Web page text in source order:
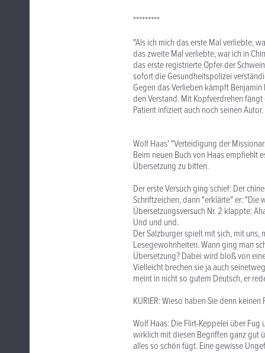
*********
"Als ich mich das erste Mal verliebte,
das zweite Mal verliebte, war ich in
das erste registrierte Opfer der
sofort die Gesundheitspolizei
Gegen das Verlieben kämpft
den Verstand. Mit Kopfverdrehen
Patient infiziert auch noch seinen
Wolf Haas' "Verteidigung der
Beim neuen Buch von Haas empfiehlt
Übersetzung zu bitten.
Der erste Versuch ging schief: Der
Schriftzeichen, dann "erklärte" er: "Die
Übersetzungsversuch Nr. 2 klappte:
Und und und.
Der Salzburger spielt mit sich, mit
Lesegewohnheiten. Wann ging man
Übersetzung? Dabei wird bloß von
Vielleicht brechen sie ja auch
meint in nicht so gutem Deutsch, er
KURIER: Wieso haben Sie denn
Wolf Haas: Die Flirt-Keppelei über
wirklich mit diesen Begriffen ganz gut
alles so schön fügt. Eine gewisse